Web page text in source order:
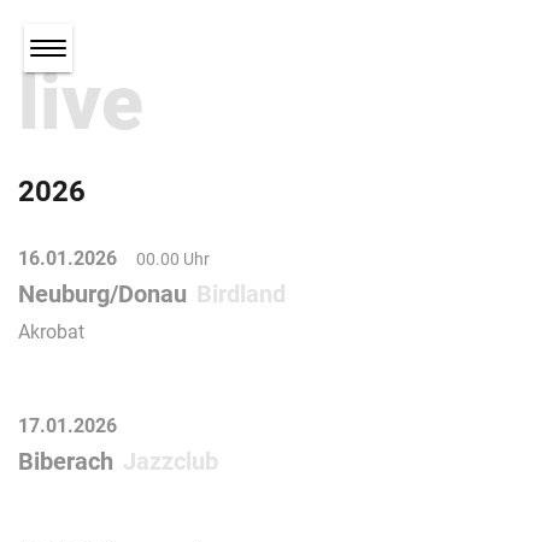
live
2026
16.01.2026 00.00 Uhr
Neuburg/Donau Birdland
Akrobat
17.01.2026
Biberach Jazzclub